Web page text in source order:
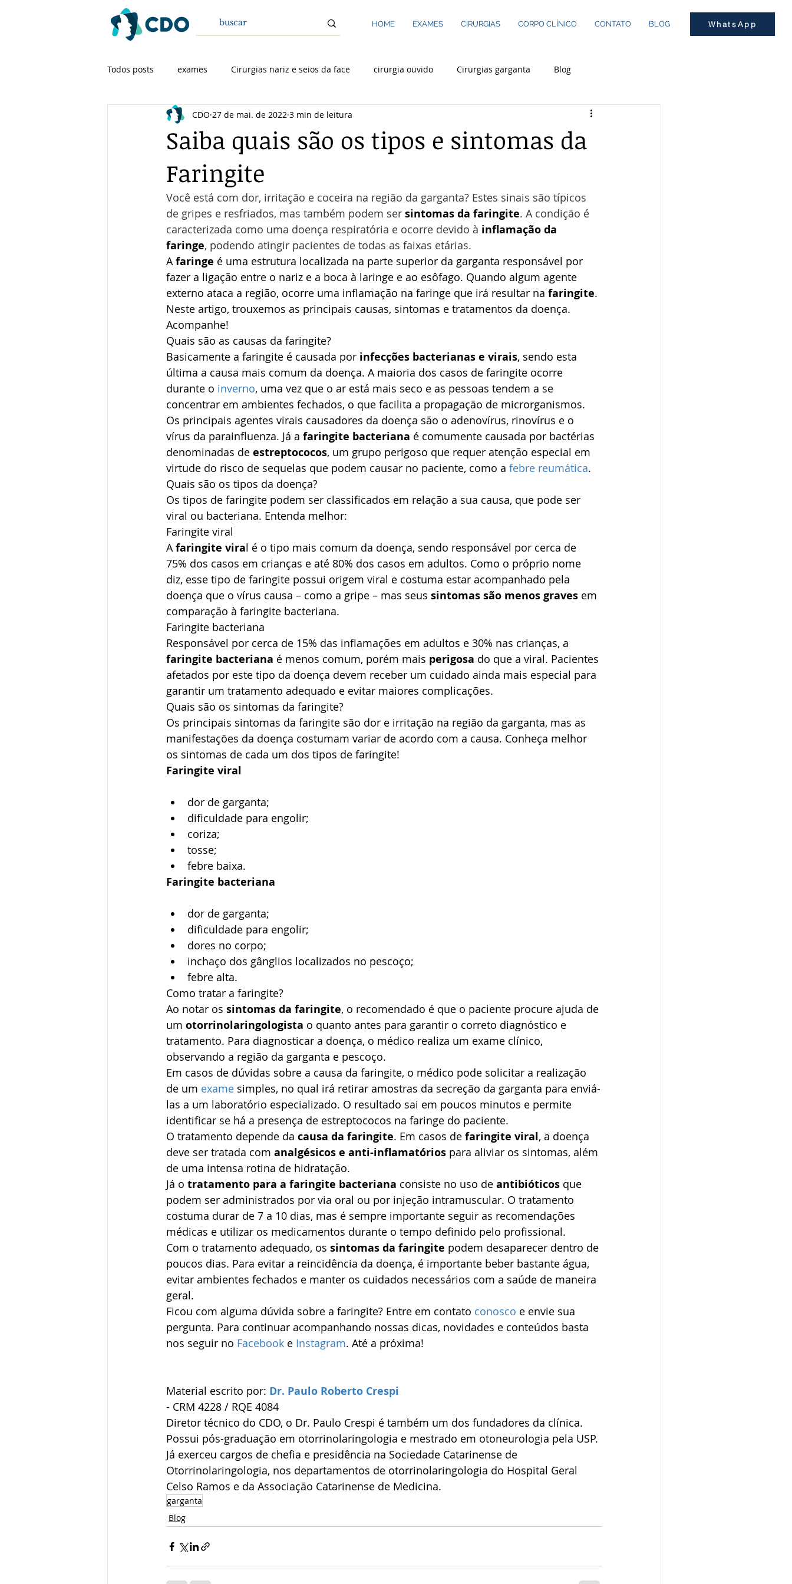
HOME EXAMES CIRURGIAS CORPO CLÍNICO CONTATO BLOG WhatsApp
Todos posts exames Cirurgias nariz e seios da face cirurgia ouvido Cirurgias garganta Blog
Cirurgia de cabeça e pescoço Rinoplastia Laringologia
Saiba quais são os tipos e sintomas da
Faringite
CDO 27 de mai. de 2022 3 min de leitura
Você está com dor, irritação e coceira na região da garganta? Estes sinais são típicos
de gripes e resfriados, mas também podem ser sintomas da faringite. A condição é
caracterizada como uma doença respiratória e ocorre devido à inflamação da
faringe, podendo atingir pacientes de todas as faixas etárias.
A faringe é uma estrutura localizada na parte superior da garganta responsável por
fazer a ligação entre o nariz e a boca à laringe e ao esôfago. Quando algum agente
externo ataca a região, ocorre uma inflamação na faringe que irá resultar na faringite.
Neste artigo, trouxemos as principais causas, sintomas e tratamentos da doença.
Acompanhe!
Quais são as causas da faringite?
Basicamente a faringite é causada por infecções bacterianas e virais, sendo esta
última a causa mais comum da doença. A maioria dos casos de faringite ocorre
durante o inverno, uma vez que o ar está mais seco e as pessoas tendem a se
concentrar em ambientes fechados, o que facilita a propagação de microrganismos.
Os principais agentes virais causadores da doença são o adenovírus, rinovírus e o
vírus da parainfluenza. Já a faringite bacteriana é comumente causada por bactérias
denominadas de estreptococos, um grupo perigoso que requer atenção especial em
virtude do risco de sequelas que podem causar no paciente, como a febre reumática.
Quais são os tipos da doença?
Os tipos de faringite podem ser classificados em relação a sua causa, que pode ser
viral ou bacteriana. Entenda melhor:
Faringite viral
A faringite viral é o tipo mais comum da doença, sendo responsável por cerca de
75% dos casos em crianças e até 80% dos casos em adultos. Como o próprio nome
diz, esse tipo de faringite possui origem viral e costuma estar acompanhado pela
doença que o vírus causa – como a gripe – mas seus sintomas são menos graves em
comparação à faringite bacteriana.
Faringite bacteriana
Responsável por cerca de 15% das inflamações em adultos e 30% nas crianças, a
faringite bacteriana é menos comum, porém mais perigosa do que a viral. Pacientes
afetados por este tipo da doença devem receber um cuidado ainda mais especial para
garantir um tratamento adequado e evitar maiores complicações.
Quais são os sintomas da faringite?
Os principais sintomas da faringite são dor e irritação na região da garganta, mas as
manifestações da doença costumam variar de acordo com a causa. Conheça melhor
os sintomas de cada um dos tipos de faringite!
Faringite viral
dor de garganta;
dificuldade para engolir;
coriza;
tosse;
febre baixa.
Faringite bacteriana
dor de garganta;
dificuldade para engolir;
dores no corpo;
inchaço dos gânglios localizados no pescoço;
febre alta.
Como tratar a faringite?
Ao notar os sintomas da faringite, o recomendado é que o paciente procure ajuda de
um otorrinolaringologista o quanto antes para garantir o correto diagnóstico e
tratamento. Para diagnosticar a doença, o médico realiza um exame clínico,
observando a região da garganta e pescoço.
Em casos de dúvidas sobre a causa da faringite, o médico pode solicitar a realização
de um exame simples, no qual irá retirar amostras da secreção da garganta para enviá-
las a um laboratório especializado. O resultado sai em poucos minutos e permite
identificar se há a presença de estreptococos na faringe do paciente.
O tratamento depende da causa da faringite. Em casos de faringite viral, a doença
deve ser tratada com analgésicos e anti-inflamatórios para aliviar os sintomas, além
de uma intensa rotina de hidratação.
Já o tratamento para a faringite bacteriana consiste no uso de antibióticos que
podem ser administrados por via oral ou por injeção intramuscular. O tratamento
costuma durar de 7 a 10 dias, mas é sempre importante seguir as recomendações
médicas e utilizar os medicamentos durante o tempo definido pelo profissional.
Com o tratamento adequado, os sintomas da faringite podem desaparecer dentro de
poucos dias. Para evitar a reincidência da doença, é importante beber bastante água,
evitar ambientes fechados e manter os cuidados necessários com a saúde de maneira
geral.
Ficou com alguma dúvida sobre a faringite? Entre em contato conosco e envie sua
pergunta. Para continuar acompanhando nossas dicas, novidades e conteúdos basta
nos seguir no Facebook e Instagram. Até a próxima!
Material escrito por: Dr. Paulo Roberto Crespi
- CRM 4228 / RQE 4084
Diretor técnico do CDO, o Dr. Paulo Crespi é também um dos fundadores da clínica.
Possui pós-graduação em otorrinolaringologia e mestrado em otoneurologia pela USP.
Já exerceu cargos de chefia e presidência na Sociedade Catarinense de
Otorrinolaringologia, nos departamentos de otorrinolaringologia do Hospital Geral
Celso Ramos e da Associação Catarinense de Medicina.
garganta
Blog